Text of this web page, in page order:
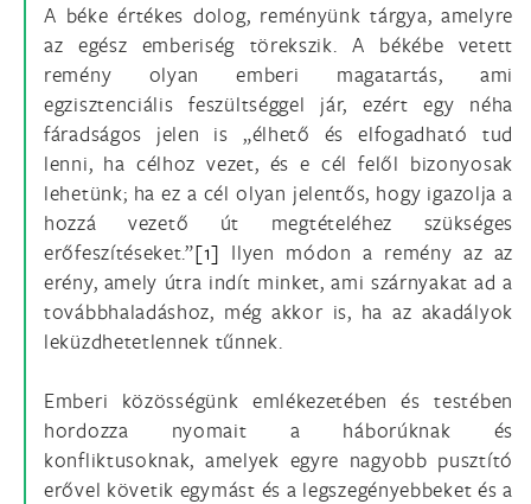
A béke értékes dolog, reményünk tárgya, amelyre
az egész emberiség törekszik. A békébe vetett
remény olyan emberi magatartás, ami
egzisztenciális feszültséggel jár, ezért egy néha
fáradságos jelen is „élhető és elfogadható tud
lenni, ha célhoz vezet, és e cél felől bizonyosak
lehetünk; ha ez a cél olyan jelentős, hogy igazolja a
hozzá vezető út megtételéhez szükséges
erőfeszítéseket.”[1] Ilyen módon a remény az az
erény, amely útra indít minket, ami szárnyakat ad a
továbbhaladáshoz, még akkor is, ha az akadályok
leküzdhetetlennek tűnnek.
Emberi közösségünk emlékezetében és testében
hordozza nyomait a háborúknak és
konfliktusoknak, amelyek egyre nagyobb pusztító
erővel követik egymást és a legszegényebbeket és a